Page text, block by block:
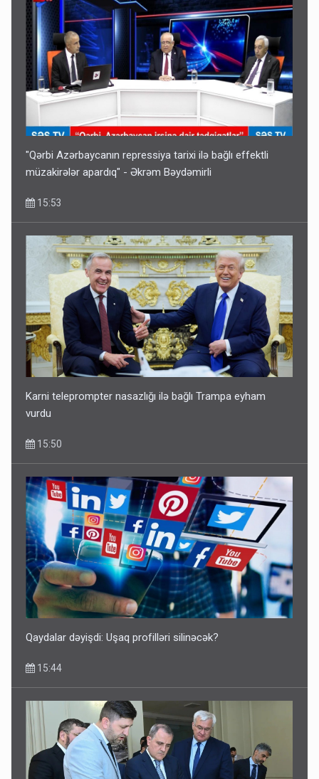
"Qərbi Azərbaycanın repressiya tarixi ilə bağlı effektli
müzakirələr apardıq" - Əkrəm Bəydəmirli
15:53
Karni teleprompter nasazlığı ilə bağlı Trampa eyham
vurdu
15:50
Qaydalar dəyişdi: Uşaq profilləri silinəcək?
15:44